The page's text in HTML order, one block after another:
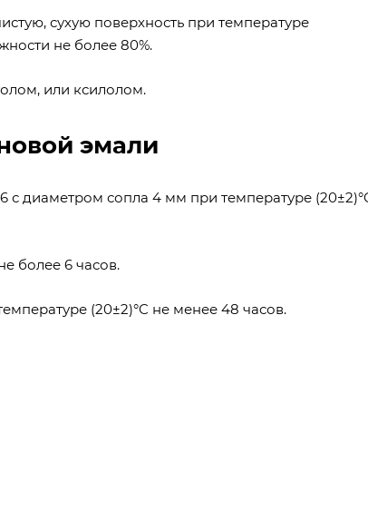
сухую поверхность при температуре
не более 80%.
или ксилолом.
эмали
с диаметром сопла 4 мм при температуре
более 6 часов.
(20±2)°C не менее 48 часов.